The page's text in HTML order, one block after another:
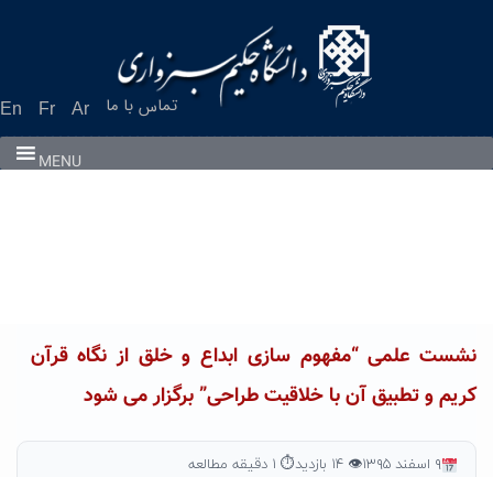
En Fr Ar تماس با ما
MENU
نشست علمی “مفهوم سازی ابداع و خلق از نگاه قرآن
کریم و تطبیق آن با خلاقیت طراحی” برگزار می شود
۹ اسفند ۱۳۹۵ 👁 ۱۴ بازدید ⏱ ۱ دقیقه مطالعه